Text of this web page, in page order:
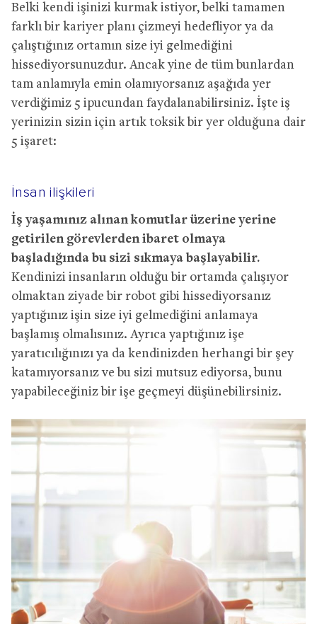
Belki kendi işinizi kurmak istiyor, belki tamamen
farklı bir kariyer planı çizmeyi hedefliyor ya da
çalıştığınız ortamın size iyi gelmediğini
hissediyorsunuzdur. Ancak yine de tüm bunlardan
tam anlamıyla emin olamıyorsanız aşağıda yer
verdiğimiz 5 ipucundan faydalanabilirsiniz. İşte iş
yerinizin sizin için artık toksik bir yer olduğuna dair
5 işaret:
İnsan ilişkileri
İş yaşamınız alınan komutlar üzerine yerine
getirilen görevlerden ibaret olmaya
başladığında bu sizi sıkmaya başlayabilir.
Kendinizi insanların olduğu bir ortamda çalışıyor
olmaktan ziyade bir robot gibi hissediyorsanız
yaptığınız işin size iyi gelmediğini anlamaya
başlamış olmalısınız. Ayrıca yaptığınız işe
yaratıcılığınızı ya da kendinizden herhangi bir şey
katamıyorsanız ve bu sizi mutsuz ediyorsa, bunu
yapabileceğiniz bir işe geçmeyi düşünebilirsiniz.